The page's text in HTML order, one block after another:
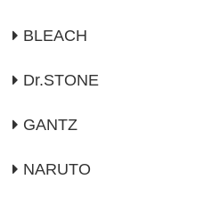
BLEACH
Dr.STONE
GANTZ
NARUTO